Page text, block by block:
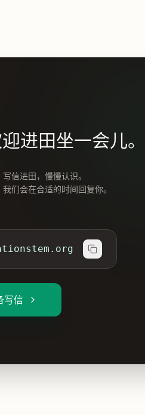
进田坐一会儿。
信进田，慢慢认识。
们会在合适的时间回复你。
写信